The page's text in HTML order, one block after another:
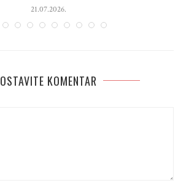
21.07.2026.
OSTAVITE KOMENTAR